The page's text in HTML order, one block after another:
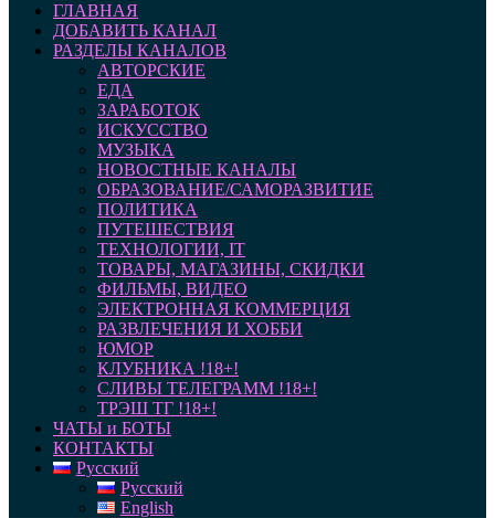
ГЛАВНАЯ
ДОБАВИТЬ КАНАЛ
РАЗДЕЛЫ КАНАЛОВ
АВТОРСКИЕ
ЕДА
ЗАРАБОТОК
ИСКУССТВО
МУЗЫКА
НОВОСТНЫЕ КАНАЛЫ
ОБРАЗОВАНИЕ/САМОРАЗВИТИЕ
ПОЛИТИКА
ПУТЕШЕСТВИЯ
ТЕХНОЛОГИИ, IT
ТОВАРЫ, МАГАЗИНЫ, СКИДКИ
ФИЛЬМЫ, ВИДЕО
ЭЛЕКТРОННАЯ КОММЕРЦИЯ
РАЗВЛЕЧЕНИЯ И ХОББИ
ЮМОР
КЛУБНИКА !18+!
СЛИВЫ ТЕЛЕГРАММ !18+!
ТРЭШ ТГ !18+!
ЧАТЫ и БОТЫ
КОНТАКТЫ
Русский
Русский
English